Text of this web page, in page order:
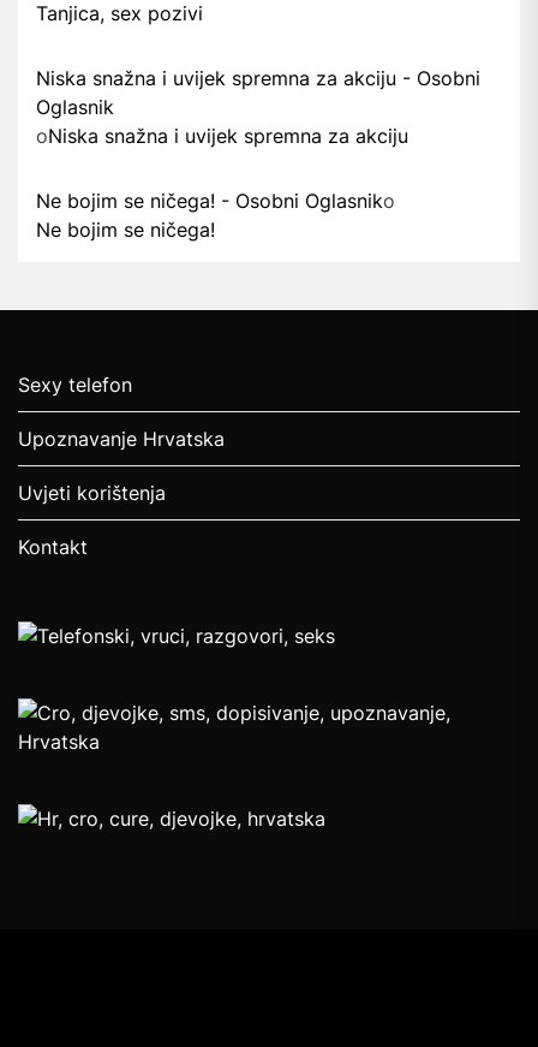
Tanjica, sex pozivi
Niska snažna i uvijek spremna za akciju - Osobni
Oglasnik
oNiska snažna i uvijek spremna za akciju
Ne bojim se ničega! - Osobni Oglasniko
Ne bojim se ničega!
Sexy telefon
Upoznavanje Hrvatska
Uvjeti korištenja
Kontakt